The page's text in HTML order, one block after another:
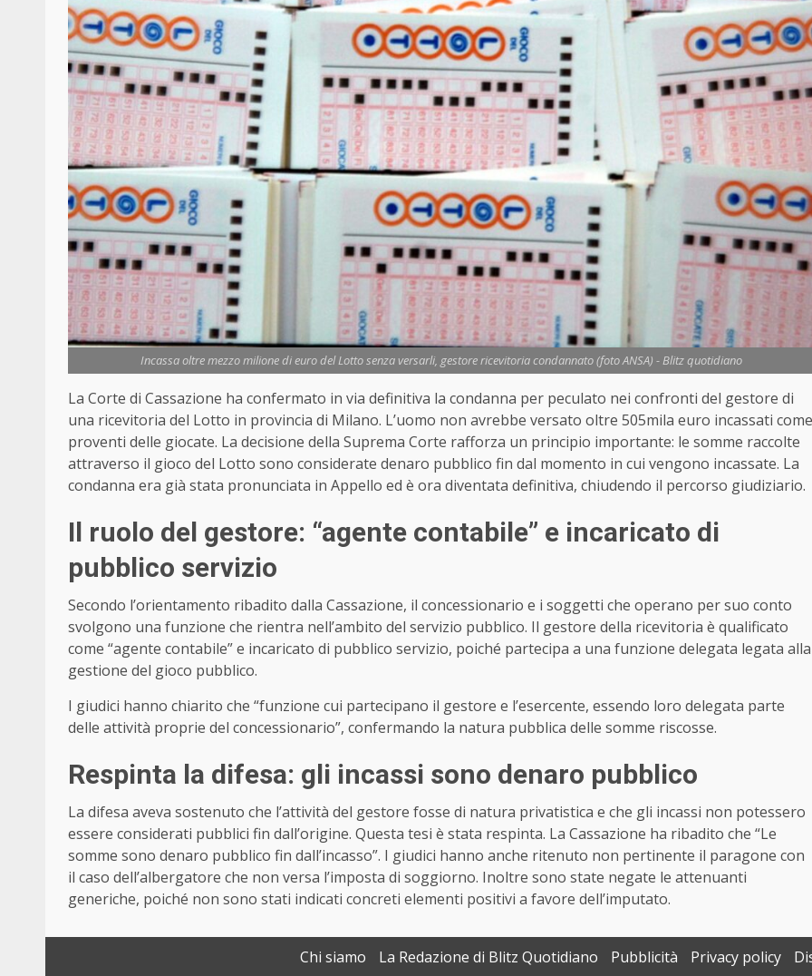
Incassa oltre mezzo milione di euro del Lotto senza versarli, gestore ricevitoria condannato (foto ANSA) - Blitz quotidiano
La Corte di Cassazione ha confermato in via definitiva la condanna per peculato nei confronti del gestore di
una ricevitoria del Lotto in provincia di Milano. L’uomo non avrebbe versato oltre 505mila euro incassati come
proventi delle giocate. La decisione della Suprema Corte rafforza un principio importante: le somme raccolte
attraverso il gioco del Lotto sono considerate denaro pubblico fin dal momento in cui vengono incassate. La
condanna era già stata pronunciata in Appello ed è ora diventata definitiva, chiudendo il percorso giudiziario.
Il ruolo del gestore: “agente contabile” e incaricato di
pubblico servizio
Secondo l’orientamento ribadito dalla Cassazione, il concessionario e i soggetti che operano per suo conto
svolgono una funzione che rientra nell’ambito del servizio pubblico. Il gestore della ricevitoria è qualificato
come “agente contabile” e incaricato di pubblico servizio, poiché partecipa a una funzione delegata legata alla
gestione del gioco pubblico.
I giudici hanno chiarito che “funzione cui partecipano il gestore e l’esercente, essendo loro delegata parte
delle attività proprie del concessionario”, confermando la natura pubblica delle somme riscosse.
Respinta la difesa: gli incassi sono denaro pubblico
La difesa aveva sostenuto che l’attività del gestore fosse di natura privatistica e che gli incassi non potessero
essere considerati pubblici fin dall’origine. Questa tesi è stata respinta. La Cassazione ha ribadito che “Le
somme sono denaro pubblico fin dall’incasso”. I giudici hanno anche ritenuto non pertinente il paragone con
il caso dell’albergatore che non versa l’imposta di soggiorno. Inoltre sono state negate le attenuanti
generiche, poiché non sono stati indicati concreti elementi positivi a favore dell’imputato.
Chi siamo La Redazione di Blitz Quotidiano Pubblicità Privacy policy